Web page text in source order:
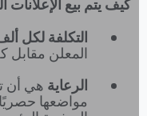
كيف يتم بيع الإعلانات
التكلفة لكل
المعلن مقابل كل 1,000
الرعايةهي أن
مواضعها